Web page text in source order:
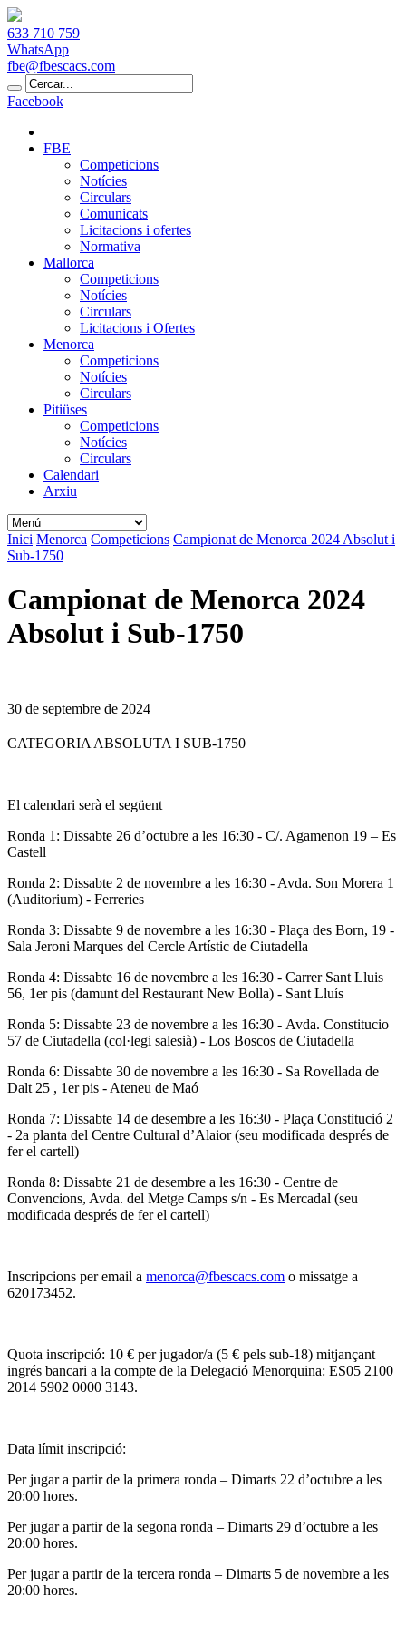
633 710 759
WhatsApp
fbe@fbescacs.com
Facebook
FBE
Competicions
Notícies
Circulars
Comunicats
Licitacions i ofertes
Normativa
Mallorca
Competicions
Notícies
Circulars
Licitacions i Ofertes
Menorca
Competicions
Notícies
Circulars
Pitiüses
Competicions
Notícies
Circulars
Calendari
Arxiu
Inici Menorca Competicions Campionat de Menorca 2024 Absolut i
Sub-1750
Campionat de Menorca 2024
Absolut i Sub-1750
30 de septembre de 2024
CATEGORIA ABSOLUTA I SUB-1750
El calendari serà el següent
Ronda 1: Dissabte 26 d’octubre a les 16:30 - C/. Agamenon 19 – Es
Castell
Ronda 2: Dissabte 2 de novembre a les 16:30 - Avda. Son Morera 1
(Auditorium) - Ferreries
Ronda 3: Dissabte 9 de novembre a les 16:30 - Plaça des Born, 19 -
Sala Jeroni Marques del Cercle Artístic de Ciutadella
Ronda 4: Dissabte 16 de novembre a les 16:30 - Carrer Sant Lluis
56, 1er pis (damunt del Restaurant New Bolla) - Sant Lluís
Ronda 5: Dissabte 23 de novembre a les 16:30 - Avda. Constitucio
57 de Ciutadella (col·legi salesià) - Los Boscos de Ciutadella
Ronda 6: Dissabte 30 de novembre a les 16:30 - Sa Rovellada de
Dalt 25 , 1er pis - Ateneu de Maó
Ronda 7: Dissabte 14 de desembre a les 16:30 - Plaça Constitució 2
- 2a planta del Centre Cultural d’Alaior (seu modificada després de
fer el cartell)
Ronda 8: Dissabte 21 de desembre a les 16:30 - Centre de
Convencions, Avda. del Metge Camps s/n - Es Mercadal (seu
modificada després de fer el cartell)
Inscripcions per email a menorca@fbescacs.com o missatge a
620173452.
Quota inscripció: 10 € per jugador/a (5 € pels sub-18) mitjançant
ingrés bancari a la compte de la Delegació Menorquina: ES05 2100
2014 5902 0000 3143.
Data límit inscripció:
Per jugar a partir de la primera ronda – Dimarts 22 d’octubre a les
20:00 hores.
Per jugar a partir de la segona ronda – Dimarts 29 d’octubre a les
20:00 hores.
Per jugar a partir de la tercera ronda – Dimarts 5 de novembre a les
20:00 hores.